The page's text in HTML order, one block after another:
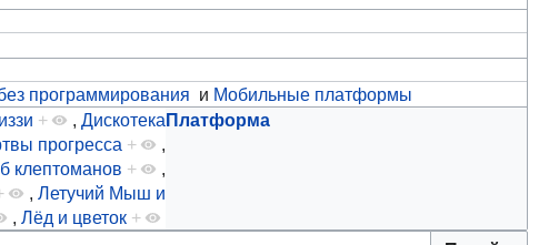
программирования и Мобильные платформы
Платформа
+ ,Дискотека
прогресса +
,
клептоманов +
,
,Летучий Мыш и
,Лёд и цветок +